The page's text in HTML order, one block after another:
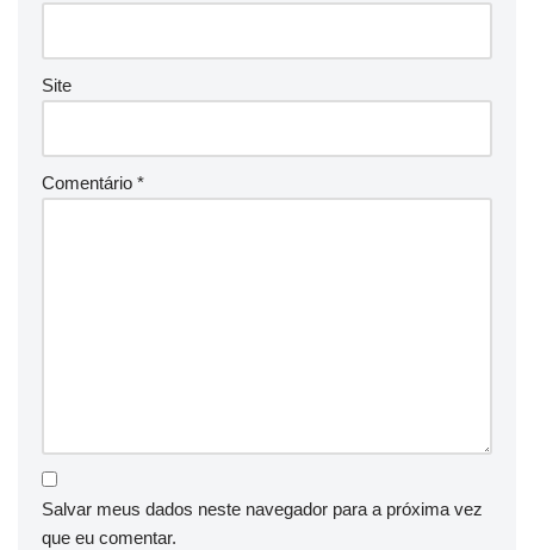
Site
Comentário *
Salvar meus dados neste navegador para a próxima vez
que eu comentar.